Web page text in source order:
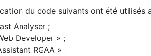
du code suivants ont été utilisés
Analyser ;
Developer » ;
RGAA » ;